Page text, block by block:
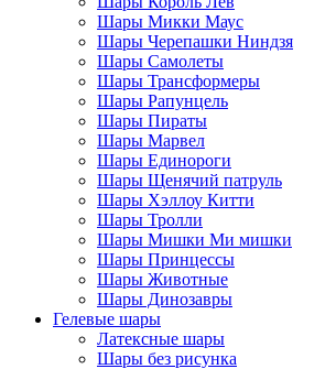
Шары Микки Маус
Шары Черепашки Ниндзя
Шары Самолеты
Шары Трансформеры
Шары Рапунцель
Шары Пираты
Шары Марвел
Шары Единороги
Шары Щенячий патруль
Шары Хэллоу Китти
Шары Тролли
Шары Мишки Ми мишки
Шары Принцессы
Шары Животные
Шары Динозавры
Гелевые шары
Латексные шары
Шары без рисунка